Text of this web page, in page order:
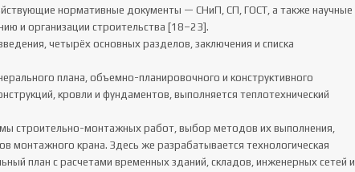
нормативные документы — СНиП, СП, ГОСТ, а также научные
и организации строительства [18–23].
четырёх основных разделов, заключения и списка
плана, объемно-планировочного и конструктивного
кровли и фундаментов, выполняется теплотехнический
строительно-монтажных работ, выбор методов их выполнения,
монтажного крана. Здесь же разрабатывается технологическая
план с расчетами временных зданий, складов, инженерных сетей и